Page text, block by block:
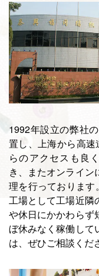
1992年設立の弊社
置し、上海から高
らのアクセスも良
き、またオンライン
理を行っておりま
工場として工場近隣
や休日にかかわらず
ぼ休みなく稼働して
は、ぜひご相談くだ